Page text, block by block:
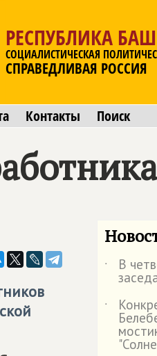
РЕСПУБЛИКА
СОЦИАЛИСТИЧЕСКАЯ
СПРАВЕДЛИВАЯ РОССИЯ
Контакты Поиск
˙ В
˙